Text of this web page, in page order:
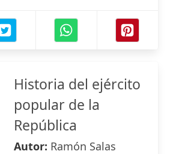
Historia del ejército
popular de la
República
Autor: Ramón Salas